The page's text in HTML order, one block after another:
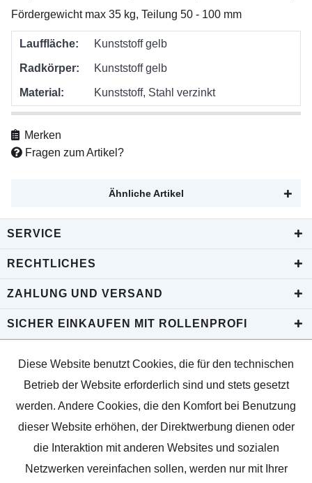
Fördergewicht max 35 kg, Teilung 50 - 100 mm
Lauffläche: Kunststoff gelb
Radkörper: Kunststoff gelb
Material: Kunststoff, Stahl verzinkt
Merken
Fragen zum Artikel?
Ähnliche Artikel
SERVICE
RECHTLICHES
ZAHLUNG UND VERSAND
SICHER EINKAUFEN MIT ROLLENPROFI
Diese Website benutzt Cookies, die für den technischen
Betrieb der Website erforderlich sind und stets gesetzt
werden. Andere Cookies, die den Komfort bei Benutzung
dieser Website erhöhen, der Direktwerbung dienen oder
die Interaktion mit anderen Websites und sozialen
Netzwerken vereinfachen sollen, werden nur mit Ihrer